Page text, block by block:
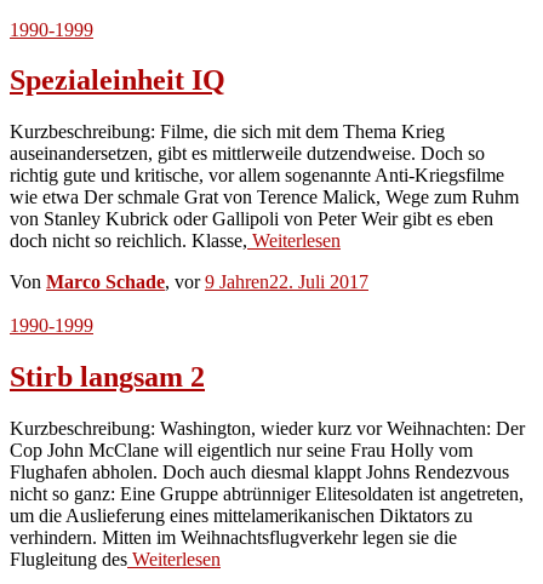
1990-1999
Spezialeinheit IQ
Kurzbeschreibung: Filme, die sich mit dem Thema Krieg
auseinandersetzen, gibt es mittlerweile dutzendweise. Doch so
richtig gute und kritische, vor allem sogenannte Anti-Kriegsfilme
wie etwa Der schmale Grat von Terence Malick, Wege zum Ruhm
von Stanley Kubrick oder Gallipoli von Peter Weir gibt es eben
doch nicht so reichlich. Klasse, Weiterlesen
Von Marco Schade, vor9 Jahren22. Juli 2017
1990-1999
Stirb langsam 2
Kurzbeschreibung: Washington, wieder kurz vor Weihnachten: Der
Cop John McClane will eigentlich nur seine Frau Holly vom
Flughafen abholen. Doch auch diesmal klappt Johns Rendezvous
nicht so ganz: Eine Gruppe abtrünniger Elitesoldaten ist angetreten,
um die Auslieferung eines mittelamerikanischen Diktators zu
verhindern. Mitten im Weihnachtsflugverkehr legen sie die
Flugleitung des Weiterlesen